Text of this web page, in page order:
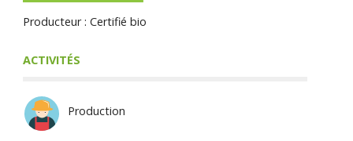
Producteur : Certifié bio
ACTIVITÉS
Production